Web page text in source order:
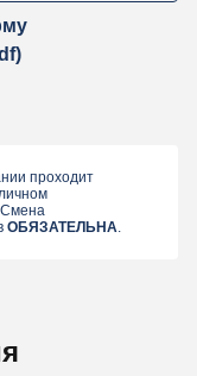
проходит
Смена
ОБЯЗАТЕЛЬНА.